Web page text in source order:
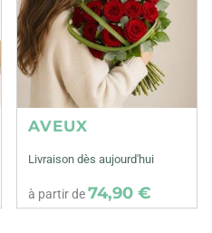
AVEUX
Livraison dès aujourd'hui
à partir de74,90 €